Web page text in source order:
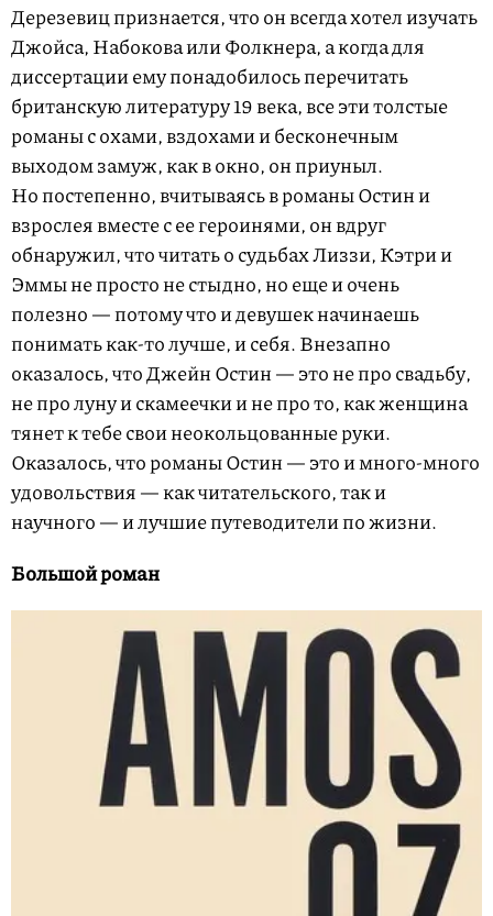
Дерезевиц признается, что он всегда хотел изучать
Джойса, Набокова или Фолкнера, а когда для
диссертации ему понадобилось перечитать
британскую литературу 19 века, все эти толстые
романы с охами, вздохами и бесконечным
выходом замуж, как в окно, он приуныл.
Но постепенно, вчитываясь в романы Остин и
взрослея вместе с ее героинями, он вдруг
обнаружил, что читать о судьбах Лиззи, Кэтри и
Эммы не просто не стыдно, но еще и очень
полезно — потому что и девушек начинаешь
понимать как-то лучше, и себя. Внезапно
оказалось, что Джейн Остин — это не про свадьбу,
не про луну и скамеечки и не про то, как женщина
тянет к тебе свои неокольцованные руки.
Оказалось, что романы Остин — это и много-много
удовольствия — как читательского, так и
научного — и лучшие путеводители по жизни.
Большой роман